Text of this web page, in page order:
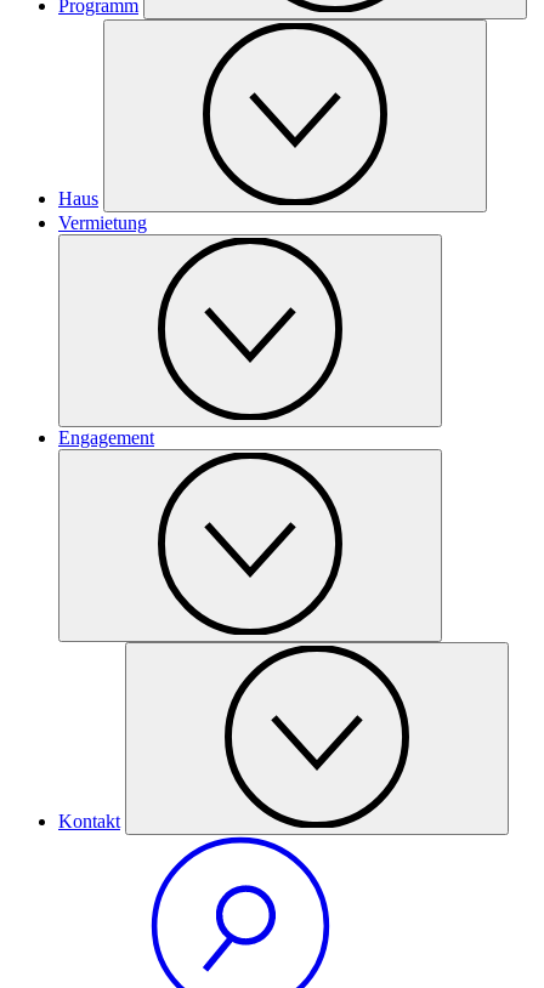
Programm
Haus
Vermietung
Engagement
Kontakt